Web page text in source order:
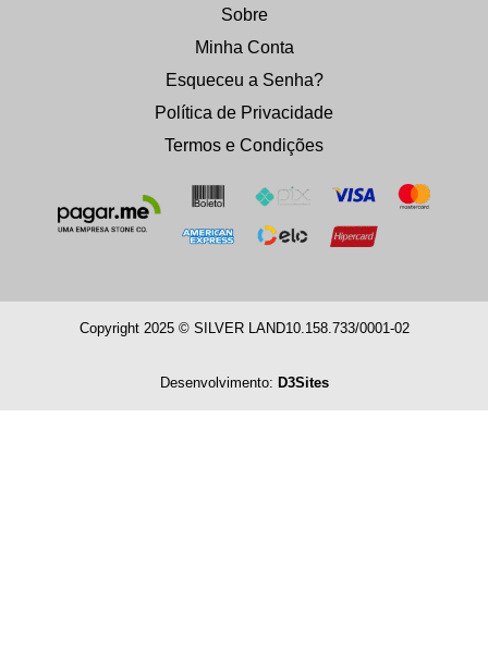
Sobre
Minha Conta
Esqueceu a Senha?
Política de Privacidade
Termos e Condições
Copyright 2025 © SILVER LAND10.158.733/0001-02
Desenvolvimento: D3Sites